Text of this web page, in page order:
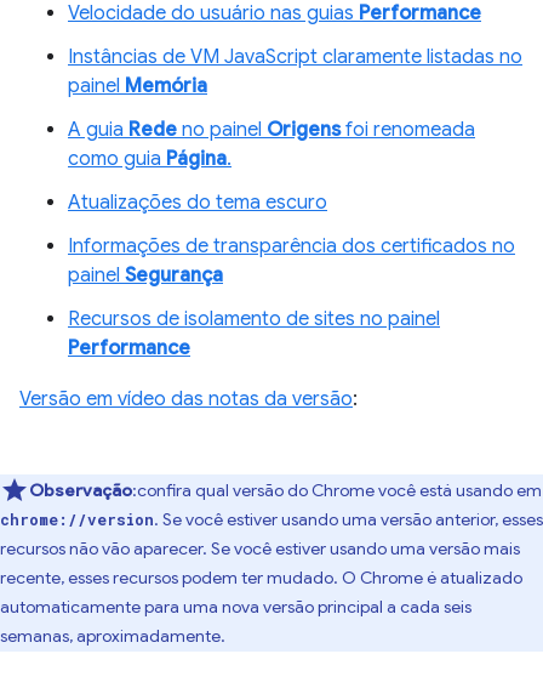
Velocidade do usuário nas guias Performance
Instâncias de VM JavaScript claramente listadas no
painel Memória
A guia Rede no painel Origensfoi renomeada
como guia Página.
Atualizações do tema escuro
Informações de transparência dos certificados no
painel Segurança
Recursos de isolamento de sites no painel
Performance
Versão em vídeo das notas da versão:
Observação:confira qual versão do Chrome você está usando em
chrome://version. Se você estiver usando uma versão anterior, esses
recursos não vão aparecer. Se você estiver usando uma versão mais
recente, esses recursos podem ter mudado. O Chrome é atualizado
automaticamente para uma nova versão principal a cada seis
semanas, aproximadamente.